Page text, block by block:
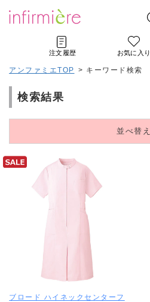
注文履歴 お気に入り
アンファミエTOP > キーワード検索
検索結果
並べ替え
ブロード ハイネックセンターフ